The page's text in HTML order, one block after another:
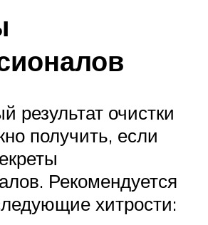
результат очистки
получить, если
Рекомендуется
хитрости: